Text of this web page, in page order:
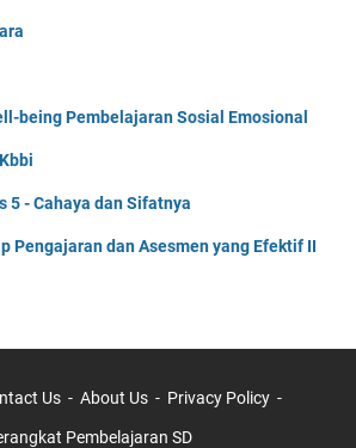
being Pembelajaran Sosial Emosional
5 - Cahaya dan Sifatnya
Pengajaran dan Asesmen yang Efektif II
Us About Us Privacy Policy
Pembelajaran SD